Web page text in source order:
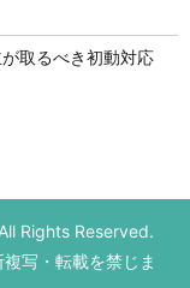
取るべき初動対応
Rights Reserved.
写・転載を禁じま